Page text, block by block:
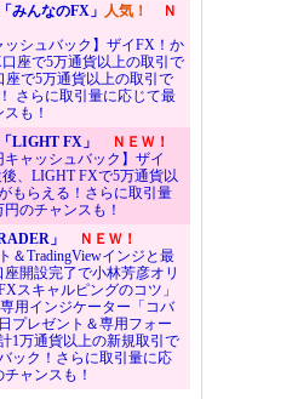
みんなのFX」 人気！
Ｎ
ッシュバック】ザイFX！か
座で5万通貨以上の取引で
座で5万通貨以上の取引で
さらに取引量に応じて最
も！
LIGHT FX」
ＮＥＷ！
キャッシュバック】ザイ
、LIGHT FXで5万通貨以
もらえる！さらに取引量
のチャンスも！
」
ＮＥＷ！
＆TradingViewインジと最
座開設完了で小林芳彦オリ
スキャルピングのコツ」
用インジケーター「コバ
プレゼント＆専用フォー
1万通貨以上の新規取引で
ック！さらに取引量に応
ャンスも！